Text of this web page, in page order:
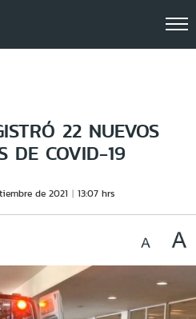
22 NUEVOS
DE COVID-19
de 2021 13:07 hrs